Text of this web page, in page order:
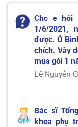
Cho e hỏi
1/6/2021,
được. Ở
chích. Vậy
mua gói 1
Lê Nguyễn
Bác sĩ
khoa phụ